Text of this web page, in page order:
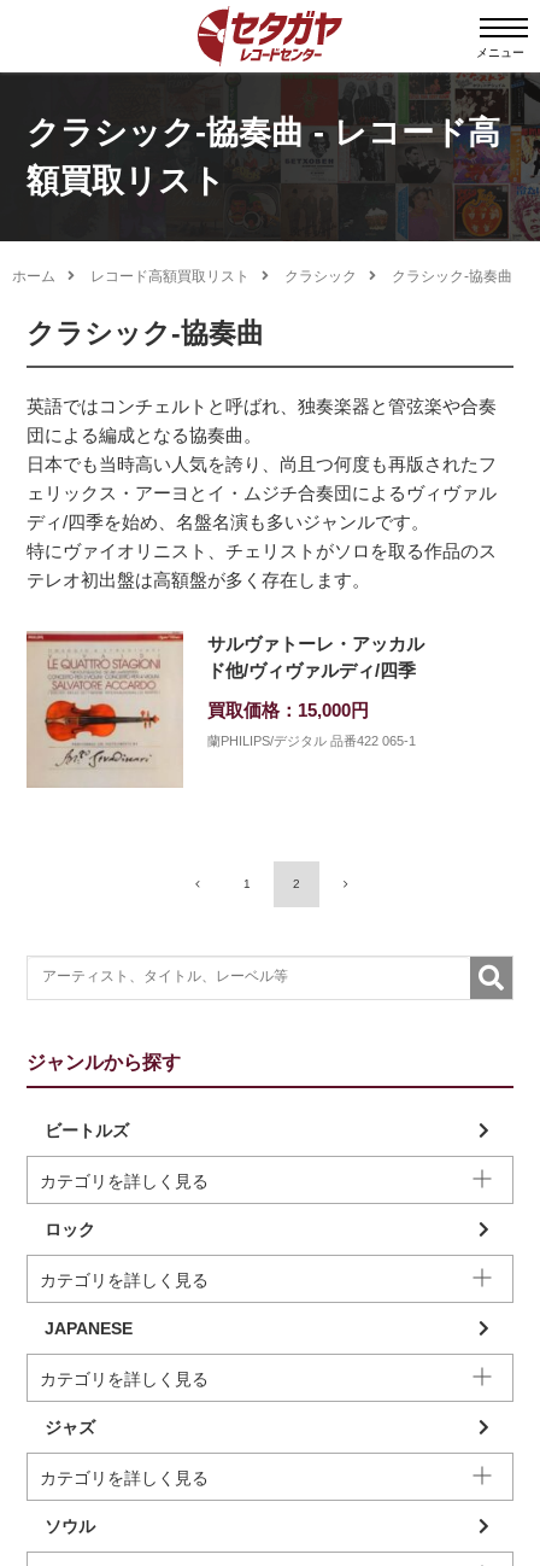
メニュー
クラシック-協奏曲 - レコード高
額買取リスト
ホーム レコード高額買取リスト クラシック クラシック-協奏曲
クラシック-協奏曲
英語ではコンチェルトと呼ばれ、独奏楽器と管弦楽や合奏
団による編成となる協奏曲。
日本でも当時高い人気を誇り、尚且つ何度も再版されたフ
ェリックス・アーヨとイ・ムジチ合奏団によるヴィヴァル
ディ/四季を始め、名盤名演も多いジャンルです。
特にヴァイオリニスト、チェリストがソロを取る作品のス
テレオ初出盤は高額盤が多く存在します。
サルヴァトーレ・アッカル
ド他/ヴィヴァルディ/四季
買取価格：15,000円
蘭PHILIPS/デジタル 品番422 065-1
1 2
ジャンルから探す
ビートルズ
カテゴリを詳しく見る
ロック
カテゴリを詳しく見る
JAPANESE
カテゴリを詳しく見る
ジャズ
カテゴリを詳しく見る
ソウル